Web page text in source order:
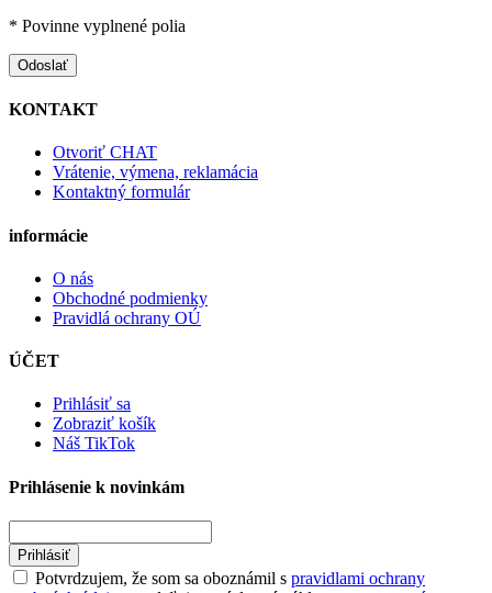
* Povinne vyplnené polia
Odoslať
KONTAKT
Otvoriť CHAT
Vrátenie, výmena, reklamácia
Kontaktný formulár
informácie
O nás
Obchodné podmienky
Pravidlá ochrany OÚ
ÚČET
Prihlásiť sa
Zobraziť košík
Náš TikTok
Prihlásenie k novinkám
Prihlásiť
Potvrdzujem, že som sa oboznámil s pravidlami ochrany